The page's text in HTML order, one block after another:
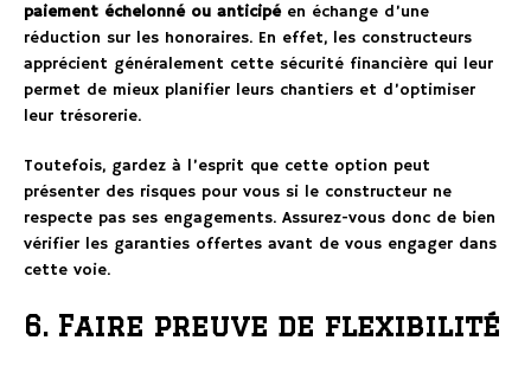
paiement échelonné ou anticipéen échange d’une
réduction sur les honoraires. En effet, les constructeurs
apprécient généralement cette sécurité financière qui leur
permet de mieux planifier leurs chantiers et d’optimiser
leur trésorerie.
Toutefois, gardez à l’esprit que cette option peut
présenter des risques pour vous si le constructeur ne
respecte pas ses engagements. Assurez-vous donc de bien
vérifier les garanties offertes avant de vous engager dans
cette voie.
6. Faire preuve de flexibilité